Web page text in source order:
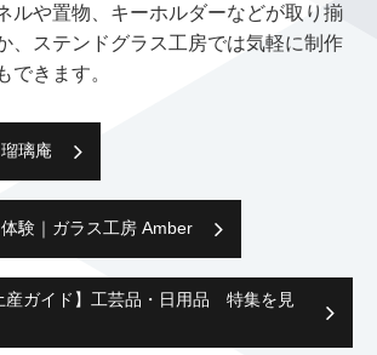
ルや置物、キーホルダーなどが取り揃
、ステンドグラス⼯房では気軽に制作
できます。
璃庵
験｜ガラス⼯房 Amber
産ガイド】工芸品・日用品 特集を見